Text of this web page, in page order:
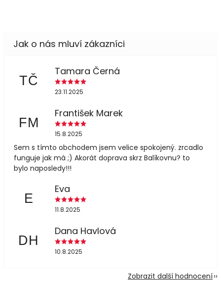
TČ
Tamara Černá
23.11.2025
FM
František Marek
15.8.2025
Sem s tímto obchodem jsem velice spokojený. zrcadlo
funguje jak má ;) Akorát doprava skrz Balíkovnu? to
bylo naposledy!!!
E
Eva
11.8.2025
DH
Dana Havlová
10.8.2025
Zobrazit další hodnocení